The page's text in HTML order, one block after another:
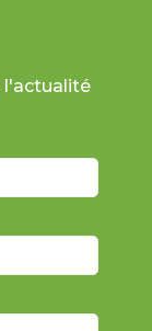
l'actualité